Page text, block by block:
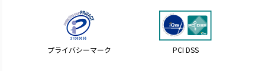
プライバシーマーク PCI DSS